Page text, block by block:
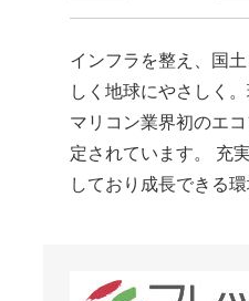
インフラを整え、国
しく地球にやさしく
マリコン業界初のエ
定されています。 充
しており成長できる